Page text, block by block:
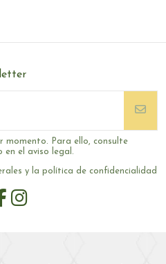
momento. Para ello, consulte
el aviso legal.
y la política de confidencialidad